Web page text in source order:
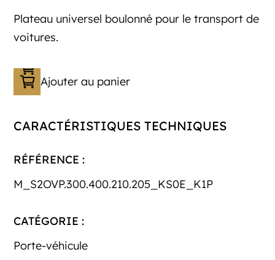
Plateau universel boulonné pour le transport de
voitures.
Ajouter au panier
CARACTÉRISTIQUES TECHNIQUES
RÉFÉRENCE :
M_S2OVP.300.400.210.205_KS0E_K1P
CATÉGORIE :
Porte-véhicule